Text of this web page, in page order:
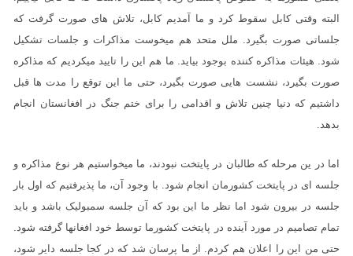
البته وقتی کابل سقوط کرد و ما آمدیم کابل، تلاش های صورت گرفت که
جلساتی صورت بگیرد. ملل متحد هم میخوست مذاکرات و جلسات تشکیل
شود. هیئات مذاکره کننده بوجود بیاید. ما هم این را تایید میکردیم که مذاکره
صورت بگیرد، نشست هایی صورت بگیرد، حتی ما این توقع را مدت ها قبل
داشتیم که دنیا چنین تلاش و اقدامی را برای ختم جنگ در افغانستان انجام
بدهد.
اما در ین مرحله که طالبان در پایتخت نبودند، ما میخواستیم هر نوع مذاکره و
جلسه ای در پایتخت کشورمان انجام شود. با وجود آن، ما پذیرفتیم که اول بار
جلسه در بیرون شود اما نظر ما این بود که آن جلسه سمبولیک باشد و باید
تمام تصامیم در مورد آینده در پایتخت کشورما توسط خود افغانها گرفته شود.
حتی من این را اعلان هم کردم. از ما پرسان شد که در کجا جلسه دایر شود،